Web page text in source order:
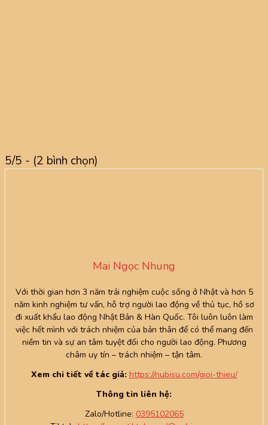
5/5 - (2 bình chọn)
Mai Ngọc Nhung
Với thời gian hơn 3 năm trải nghiệm cuộc sống ở Nhật và hơn 5
năm kinh nghiệm tư vấn, hỗ trợ người lao động về thủ tục, hồ sơ
đi xuất khẩu lao động Nhật Bản & Hàn Quốc. Tôi luôn luôn làm
việc hết mình với trách nhiệm của bản thân để có thể mang đến
niềm tin và sự an tâm tuyệt đối cho người lao động. Phương
châm uy tín – trách nhiệm – tận tâm.
Xem chi tiết về tác giả: https://nubisu.com/gioi-thieu/
Thông tin liên hệ:
Zalo/Hotline: 0395102065